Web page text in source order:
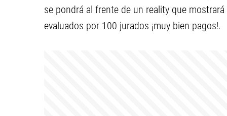
se pondrá al frente de un reality que
evaluados por 100 jurados ¡muy bien pagos!.